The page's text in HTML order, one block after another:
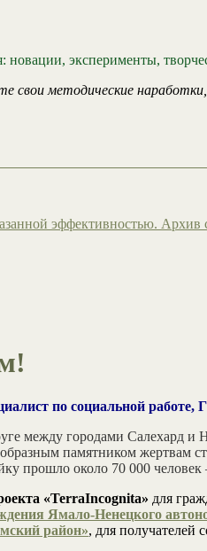
новации, эксперименты,
свои методические
эффективностью. Архив
по социальной
между городами Салехард и
памятником жертвам
прошло около 70 000
«TerraIncognita» для
Ямало-Ненецкого
район», для получателей